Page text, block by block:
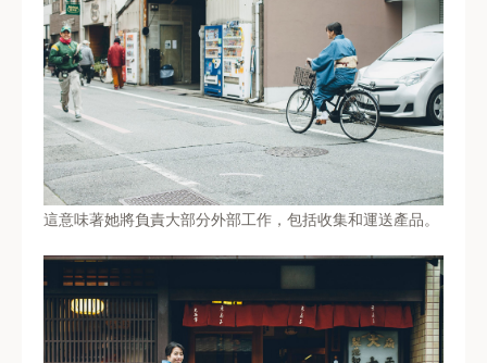
這意味著她將負責大部分外部工作，包括收集和運送產品。